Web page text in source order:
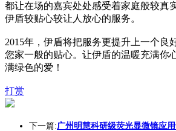
都让在场的嘉宾处处感受着家庭般较真
伊盾较贴心较让人放心的服务。
2015年，伊盾将把服务更提升上一个良
您家一般的贴心。让伊盾的温暖充满你
满绿色的爱！
打赏
下一篇:广州明慧科研级荧光显微镜应